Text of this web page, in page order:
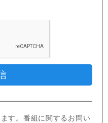
す。番組に関するお問い